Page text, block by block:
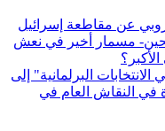
عن مقاطعة إسرائيل
مسمار أخير في نعش
البرلمانية" إلى
النقاش العام في